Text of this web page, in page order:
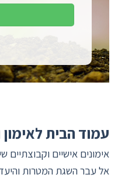
עמוד הבית לאימון
אימונים אישיים וקבוצתיים
אל עבר השגת המטרות